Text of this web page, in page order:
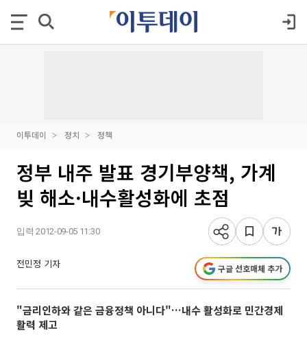
이투데이 정치 정책
정부 내주 발표 경기부양책, 가계
빚 해소·내수활성화에 초점
입력 2012-09-05 11:30
전민정 기자 구글 선호매체 추가
"금리인하와 같은 금융정책 아니다"…내수 활성화로 민간경제
활력 제고